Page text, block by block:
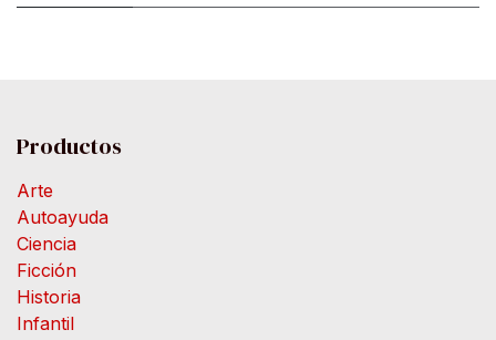
Productos
Arte
Autoayuda
Ciencia
Ficción
Historia
Infantil